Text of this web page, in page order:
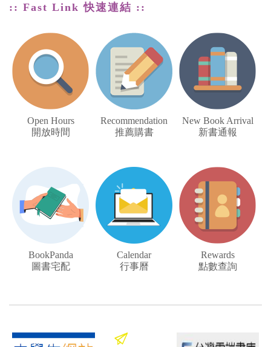
:: Fast Link 快速連結 ::
Open Hours
開放時間
Recommendation
推薦購書
New Book Arrival
新書通報
BookPanda
圖書宅配
Calendar
行事曆
Rewards
點數查詢